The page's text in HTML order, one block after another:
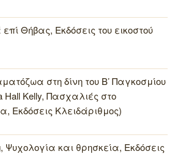
Θήβας, Εκδόσεις του εικοστού
στη δίνη του Β’ Παγκοσμίου
Hall Kelly, Πασχαλιές στο
Εκδόσεις Κλειδάριθμος)
Ψυχολογία και θρησκεία, Εκδόσεις